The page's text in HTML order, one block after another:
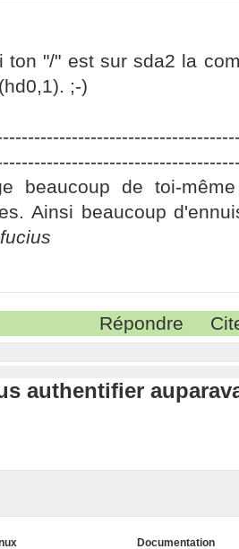
ton "/" est sur sda2 la
;-)
beaucoup de toi-
Ainsi beaucoup
Répondre
authentifier
Documentation